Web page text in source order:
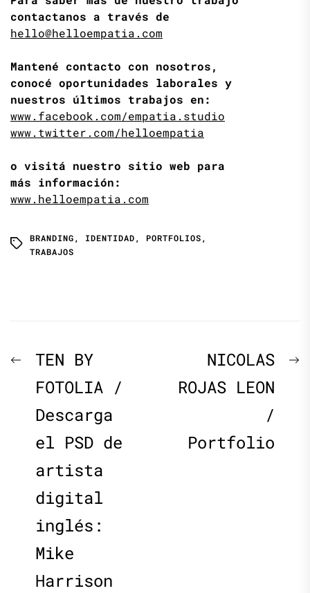
contactanos a través de
hello@helloempatia.com
Mantené contacto con nosotros,
conocé oportunidades laborales y
nuestros últimos trabajos en:
www.facebook.com/empatia.studio
www.twitter.com/helloempatia
o visitá nuestro sitio web para
más información:
www.helloempatia.com
BRANDING, IDENTIDAD, PORTFOLIOS,
TRABAJOS
Navegación
de
entradas
Previous
post:
TEN BY
FOTOLIA /
Descarga
el PSD de
artista
digital
inglés:
Mike
Harrison
NICOLAS
ROJAS LEON
/
Portfolio